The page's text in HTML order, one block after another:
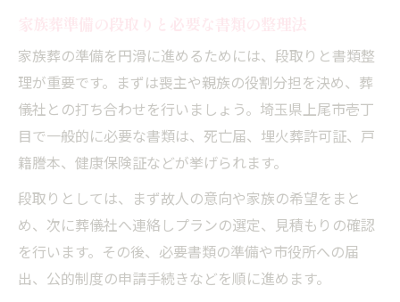
家族葬の準備を円滑に進めるためには、段取りと書類整
理が重要です。まずは喪主や親族の役割分担を決め、葬
儀社との打ち合わせを行いましょう。埼玉県上尾市壱丁
目で一般的に必要な書類は、死亡届、埋火葬許可証、戸
籍謄本、健康保険証などが挙げられます。
段取りとしては、まず故人の意向や家族の希望をまと
め、次に葬儀社へ連絡しプランの選定、見積もりの確認
を行います。その後、必要書類の準備や市役所への届
出、公的制度の申請手続きなどを順に進めます。